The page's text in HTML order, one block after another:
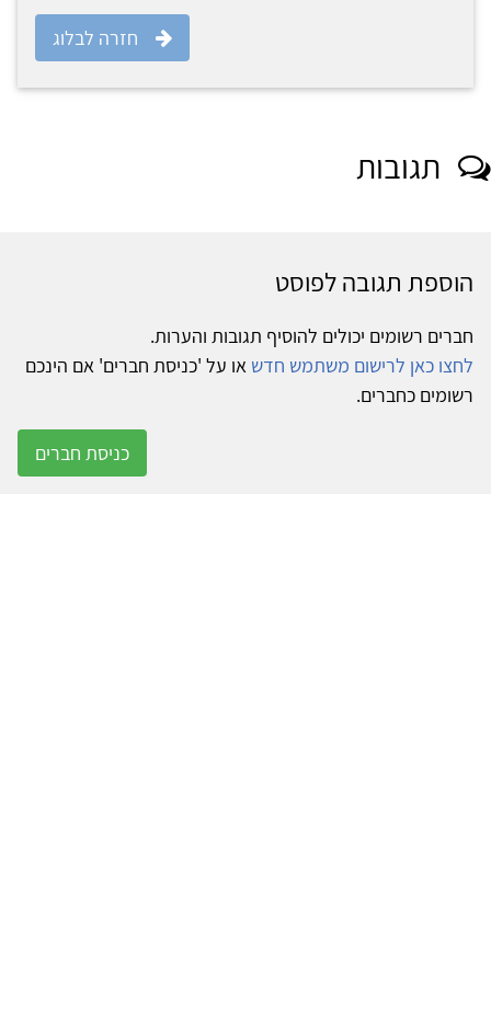
חזרה לבלוג
תגובות
הוספת תגובה לפוסט
חברים רשומים יכולים להוסיף תגובות והערות.
לחצו כאן לרישום משתמש חדש או על 'כניסת חברים' אם הינכם
רשומים כחברים.
כניסת חברים